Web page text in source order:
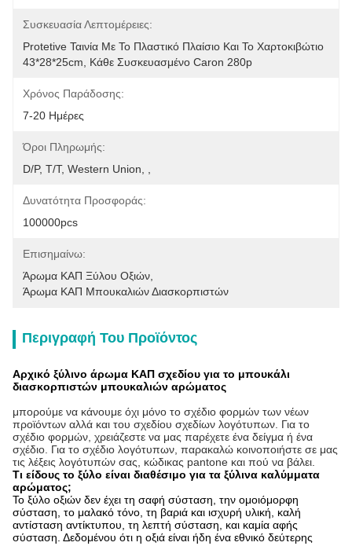
Συσκευασία Λεπτομέρειες:
Protetive Ταινία Με Το Πλαστικό Πλαίσιο Και Το Χαρτοκιβώτιο
43*28*25cm, Κάθε Συσκευασμένο Caron 280p
Χρόνος Παράδοσης:
7-20 Ημέρες
Όροι Πληρωμής:
D/P, T/T, Western Union, ,
Δυνατότητα Προσφοράς:
100000pcs
Επισημαίνω:
Άρωμα ΚΑΠ Ξύλου Οξιών
Άρωμα ΚΑΠ Μπουκαλιών Διασκορπιστών
Περιγραφή Του Προϊόντος
Αρχικό ξύλινο άρωμα ΚΑΠ σχεδίου για το μπουκάλι
διασκορπιστών μπουκαλιών αρώματος
μπορούμε να κάνουμε όχι μόνο το σχέδιο φορμών των νέων
προϊόντων αλλά και του σχεδίου σχεδίων λογότυπων. Για το
σχέδιο φορμών, χρειάζεστε να μας παρέχετε ένα δείγμα ή ένα
σχέδιο. Για το σχέδιο λογότυπων, παρακαλώ κοινοποιήστε σε μας
τις λέξεις λογότυπών σας, κώδικας pantone και πού να βάλει.
Τι είδους το ξύλο είναι διαθέσιμο για τα ξύλινα καλύμματα
αρώματος;
Το ξύλο οξιών δεν έχει τη σαφή σύσταση, την ομοιόμορφη
σύσταση, το μαλακό τόνο, τη βαριά και ισχυρή υλική, καλή
αντίσταση αντίκτυπου, τη λεπτή σύσταση, και καμία αφής
σύσταση. Δεδομένου ότι η οξιά είναι ήδη ένα εθνικό δεύτερης